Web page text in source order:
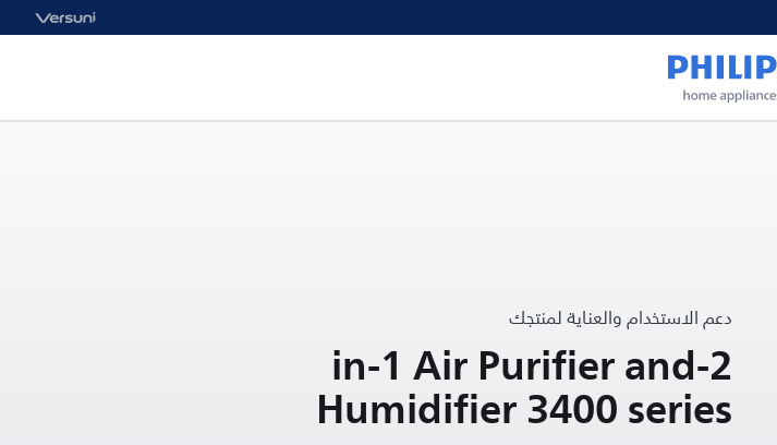
دعم الاستخدام والعناية لمنتجك
2-in-1 Air Purifier and
Humidifier 3400 series